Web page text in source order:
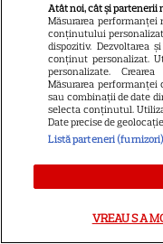
Atât noi, cât și partenerii
Măsurarea performanței
conținutului
dispozitiv. Dezvoltarea
conținut personalizat.
personalizate.
Măsurarea
sau combinații de date
selecta conținutul.
Date precise de
Listă parteneri (furnizori)
VREAU SA